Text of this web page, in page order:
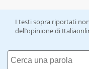
I testi sopra riportati
dell’opinione di